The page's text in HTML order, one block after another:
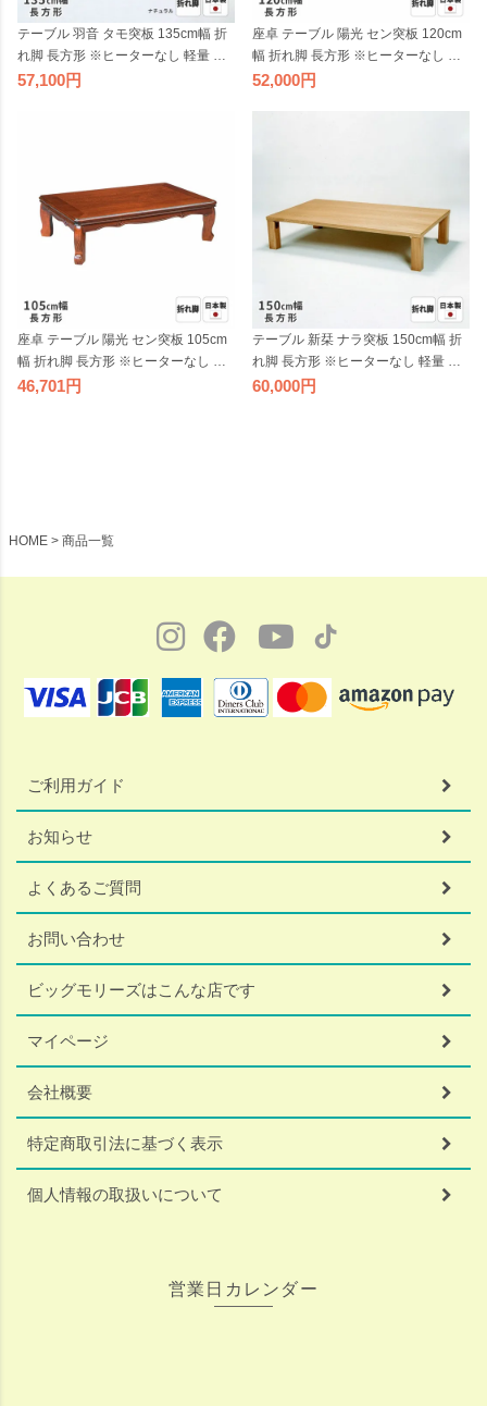
テーブル 羽音 タモ突板 135cm幅 折
れ脚 長方形 ※ヒーターなし 軽量 軽
い 折り畳み 折りたたみ 座卓 ローテ
57,100
座卓 テーブル 陽光 セン突板 120cm
幅 折れ脚 長方形 ※ヒーターなし 折
り畳み 折りたたみ ローテーブル リ
52,000
座卓 テーブル 陽光 セン突板 105cm
幅 折れ脚 長方形 ※ヒーターなし 折
り畳み 折りたたみ ローテーブル リ
46,701
テーブル 新栞 ナラ突板 150cm幅 折
れ脚 長方形 ※ヒーターなし 軽量 軽
い 折り畳み 折りたたみ 座卓 ローテ
60,000
HOME 商品一覧
ご利用ガイド
お知らせ
よくあるご質問
お問い合わせ
ビッグモリーズはこんな店です
マイページ
会社概要
特定商取引法に基づく表示
個人情報の取扱いについて
営業日カレンダー